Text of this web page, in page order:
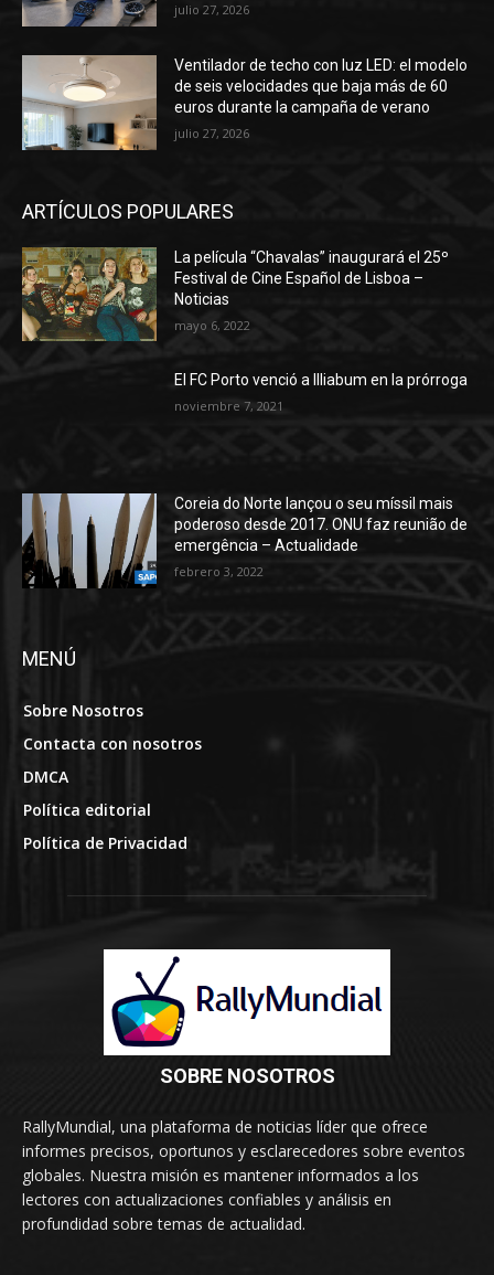
julio 27, 2026
Ventilador de techo con luz LED: el modelo
de seis velocidades que baja más de 60
euros durante la campaña de verano
julio 27, 2026
ARTÍCULOS POPULARES
La película “Chavalas” inaugurará el 25º
Festival de Cine Español de Lisboa –
Noticias
mayo 6, 2022
El FC Porto venció a Illiabum en la prórroga
noviembre 7, 2021
Coreia do Norte lançou o seu míssil mais
poderoso desde 2017. ONU faz reunião de
emergência – Actualidade
febrero 3, 2022
MENÚ
Sobre Nosotros
Contacta con nosotros
DMCA
Política editorial
Política de Privacidad
SOBRE NOSOTROS
RallyMundial, una plataforma de noticias líder que ofrece
informes precisos, oportunos y esclarecedores sobre eventos
globales. Nuestra misión es mantener informados a los
lectores con actualizaciones confiables y análisis en
profundidad sobre temas de actualidad.